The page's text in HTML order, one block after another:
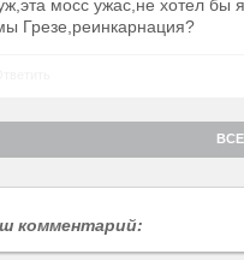
мосс ужас,не хотел бы
Грезе,реинкарнация?
комментарий: